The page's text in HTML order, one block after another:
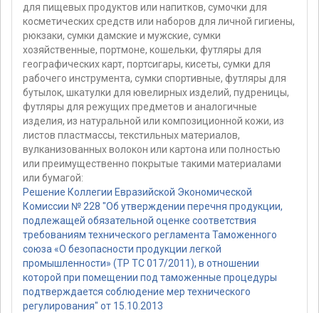
для пищевых продуктов или напитков, сумочки для
косметических средств или наборов для личной гигиены,
рюкзаки, сумки дамские и мужские, сумки
хозяйственные, портмоне, кошельки, футляры для
географических карт, портсигары, кисеты, сумки для
рабочего инструмента, сумки спортивные, футляры для
бутылок, шкатулки для ювелирных изделий, пудреницы,
футляры для режущих предметов и аналогичные
изделия, из натуральной или композиционной кожи, из
листов пластмассы, текстильных материалов,
вулканизованных волокон или картона или полностью
или преимущественно покрытые такими материалами
или бумагой:
Решение Коллегии Евразийской Экономической
Комиссии № 228 "Об утверждении перечня продукции,
подлежащей обязательной оценке соответствия
требованиям технического регламента Таможенного
союза «О безопасности продукции легкой
промышленности» (ТР ТС 017/2011), в отношении
которой при помещении под таможенные процедуры
подтверждается соблюдение мер технического
регулирования" от 15.10.2013